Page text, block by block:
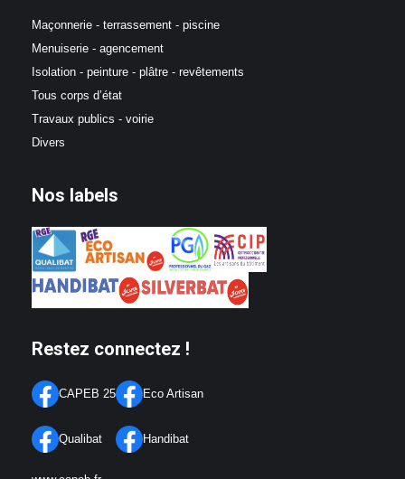
Maçonnerie - terrassement - piscine
Menuiserie - agencement
Isolation - peinture - plâtre - revêtements
Tous corps d’état
Travaux publics - voirie
Divers
Nos labels
Restez connectez !
CAPEB 25
Qualibat
Eco Artisan
Handibat